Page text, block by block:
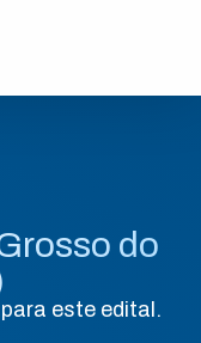
do
este edital.